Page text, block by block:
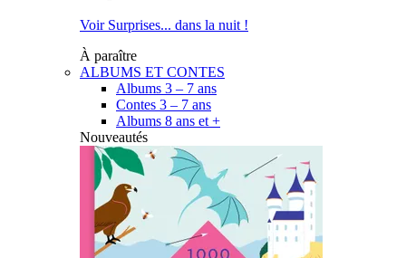
Voir Surprises... dans la nuit !
À paraître
ALBUMS ET CONTES
Albums 3 – 7 ans
Contes 3 – 7 ans
Albums 8 ans et +
Nouveautés